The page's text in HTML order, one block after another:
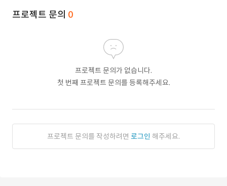
프로젝트 문의 0
프로젝트 문의가 없습니다.
첫 번째 프로젝트 문의를 등록해주세요.
프로젝트 문의를 작성하려면 로그인 해주세요.